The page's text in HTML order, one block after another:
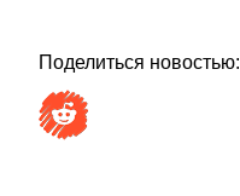
Поделиться новостью: